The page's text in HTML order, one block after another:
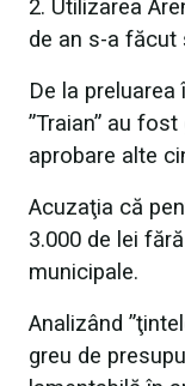
2. Utilizarea
de an s-a făcut
De la
”Traian” au
aprobare alte
Acuzaţia că
3.000 de lei
municipale.
Analizând
greu de